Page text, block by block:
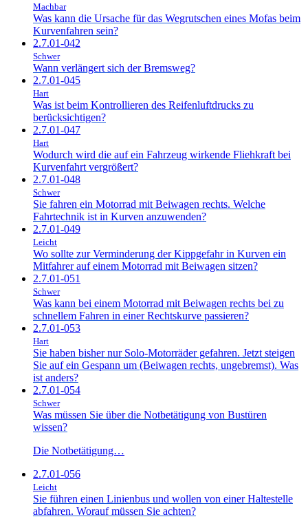
Machbar
Was kann die Ursache für das Wegrutschen eines Mofas beim
Kurvenfahren sein?
2.7.01-042
Schwer
Wann verlängert sich der Bremsweg?
2.7.01-045
Hart
Was ist beim Kontrollieren des Reifenluftdrucks zu
berücksichtigen?
2.7.01-047
Hart
Wodurch wird die auf ein Fahrzeug wirkende Fliehkraft bei
Kurvenfahrt vergrößert?
2.7.01-048
Schwer
Sie fahren ein Motorrad mit Beiwagen rechts. Welche
Fahrtechnik ist in Kurven anzuwenden?
2.7.01-049
Leicht
Wo sollte zur Verminderung der Kippgefahr in Kurven ein
Mitfahrer auf einem Motorrad mit Beiwagen sitzen?
2.7.01-051
Schwer
Was kann bei einem Motorrad mit Beiwagen rechts bei zu
schnellem Fahren in einer Rechtskurve passieren?
2.7.01-053
Hart
Sie haben bisher nur Solo-Motorräder gefahren. Jetzt steigen
Sie auf ein Gespann um (Beiwagen rechts, ungebremst). Was
ist anders?
2.7.01-054
Schwer
Was müssen Sie über die Notbetätigung von Bustüren
wissen?
Die Notbetätigung…
2.7.01-056
Leicht
Sie führen einen Linienbus und wollen von einer Haltestelle
abfahren. Worauf müssen Sie achten?